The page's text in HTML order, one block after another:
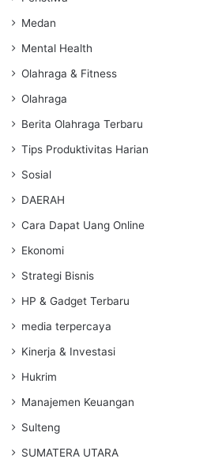
Medan
Mental Health
Olahraga & Fitness
Olahraga
Berita Olahraga Terbaru
Tips Produktivitas Harian
Sosial
DAERAH
Cara Dapat Uang Online
Ekonomi
Strategi Bisnis
HP & Gadget Terbaru
media terpercaya
Kinerja & Investasi
Hukrim
Manajemen Keuangan
Sulteng
SUMATERA UTARA